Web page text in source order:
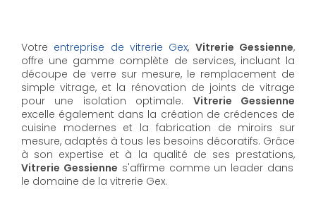
Votre entreprise de vitrerie Gex, Vitrerie Gessienne,
offre une gamme complète de services, incluant la
découpe de verre sur mesure, le remplacement de
simple vitrage, et la rénovation de joints de vitrage
pour une isolation optimale. Vitrerie Gessienne
excelle également dans la création de crédences de
cuisine modernes et la fabrication de miroirs sur
mesure, adaptés à tous les besoins décoratifs. Grâce
à son expertise et à la qualité de ses prestations,
Vitrerie Gessienne s'affirme comme un leader dans
le domaine de la vitrerie Gex.